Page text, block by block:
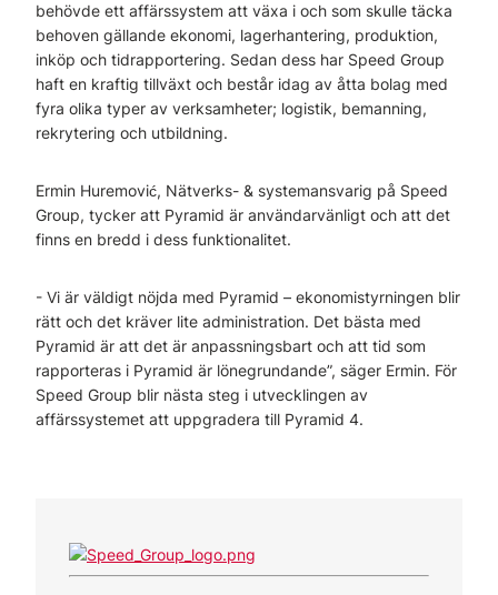
behövde ett affärssystem att växa i och som skulle täcka
behoven gällande ekonomi, lagerhantering, produktion,
inköp och tidrapportering. Sedan dess har Speed Group
haft en kraftig tillväxt och består idag av åtta bolag med
fyra olika typer av verksamheter; logistik, bemanning,
rekrytering och utbildning.
Ermin Huremović, Nätverks- & systemansvarig på Speed
Group, tycker att Pyramid är användarvänligt och att det
finns en bredd i dess funktionalitet.
- Vi är väldigt nöjda med Pyramid – ekonomistyrningen blir
rätt och det kräver lite administration. Det bästa med
Pyramid är att det är anpassningsbart och att tid som
rapporteras i Pyramid är lönegrundande”, säger Ermin. För
Speed Group blir nästa steg i utvecklingen av
affärssystemet att uppgradera till Pyramid 4.